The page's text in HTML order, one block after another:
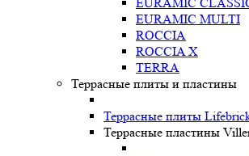
EURAMIC MULTI
ROCCIA
ROCCIA X
TERRA
Террасные плиты и пластины
Террасные плиты
Террасные пластины